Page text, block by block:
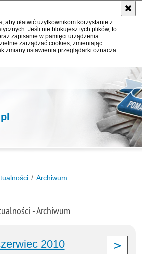
aby ułatwić użytkownikom korzystanie z
Jeśli nie blokujesz tych plików, to
zapisanie w pamięci urządzenia.
zarządzać cookies, zmieniając
zmiany ustawienia przeglądarki oznacza
Archiwum
- Archiwum
2010